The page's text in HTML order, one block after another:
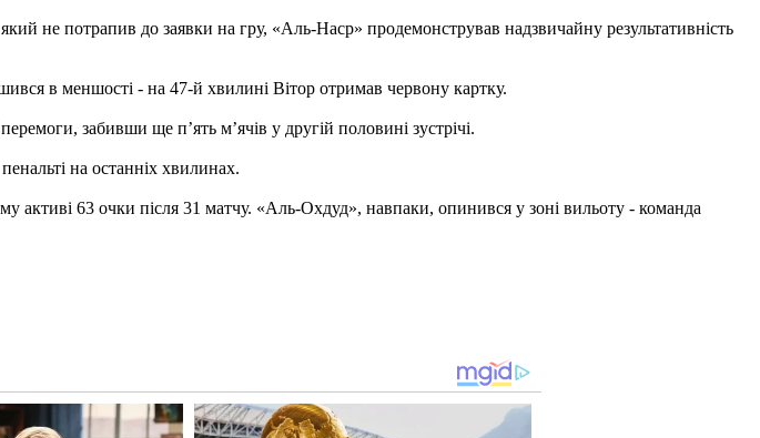
не потрапив до заявки на гру, «Аль-Наср» продемонстрував надзвичайну результативність
в меншості - на 47-й хвилині Вітор отримав червону картку.
забивши ще п’ять м’ячів у другій половині зустрічі.
на останніх хвилинах.
активі 63 очки після 31 матчу. «Аль-Охдуд», навпаки, опинився у зоні вильоту - команда